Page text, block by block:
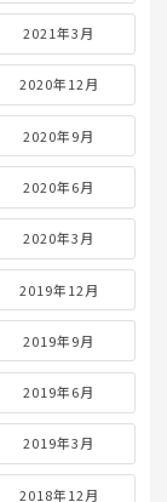
2021年3月
2020年12月
2020年9月
2020年6月
2020年3月
2019年12月
2019年9月
2019年6月
2019年3月
2018年12月